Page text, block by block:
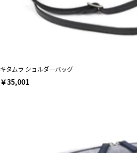
キタムラ ショルダーバッグ
￥35,001